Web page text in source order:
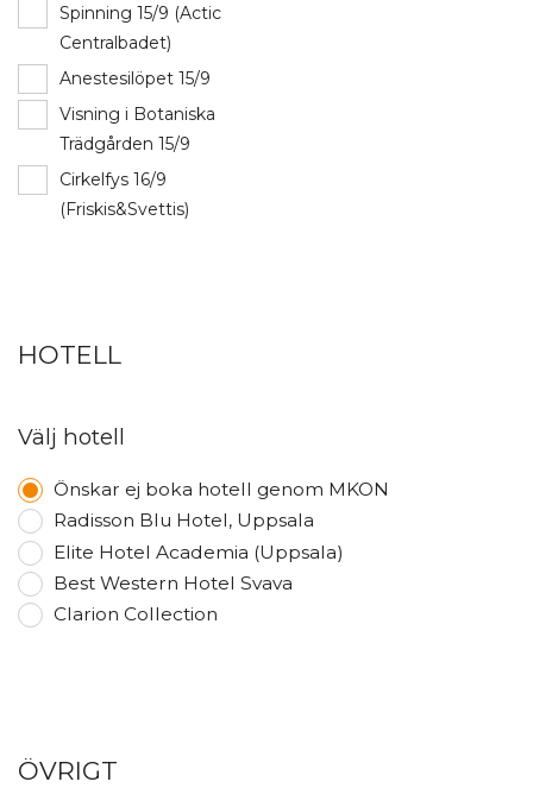
Spinning 15/9 (Actic
Centralbadet)
Anestesilöpet 15/9
Visning i Botaniska
Trädgården 15/9
Cirkelfys 16/9
(Friskis&Svettis)
HOTELL
Välj hotell
Önskar ej boka hotell genom MKON
Radisson Blu Hotel, Uppsala
Elite Hotel Academia (Uppsala)
Best Western Hotel Svava
Clarion Collection
ÖVRIGT